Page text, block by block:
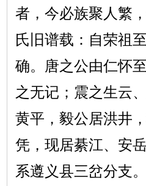
者，今必族聚人繁
氏旧谱载：自荣祖
确。唐之公由仁怀
之无记；震之生云
黄平，毅公居洪井
凭，现居綦江、安
系遵义县三岔分支